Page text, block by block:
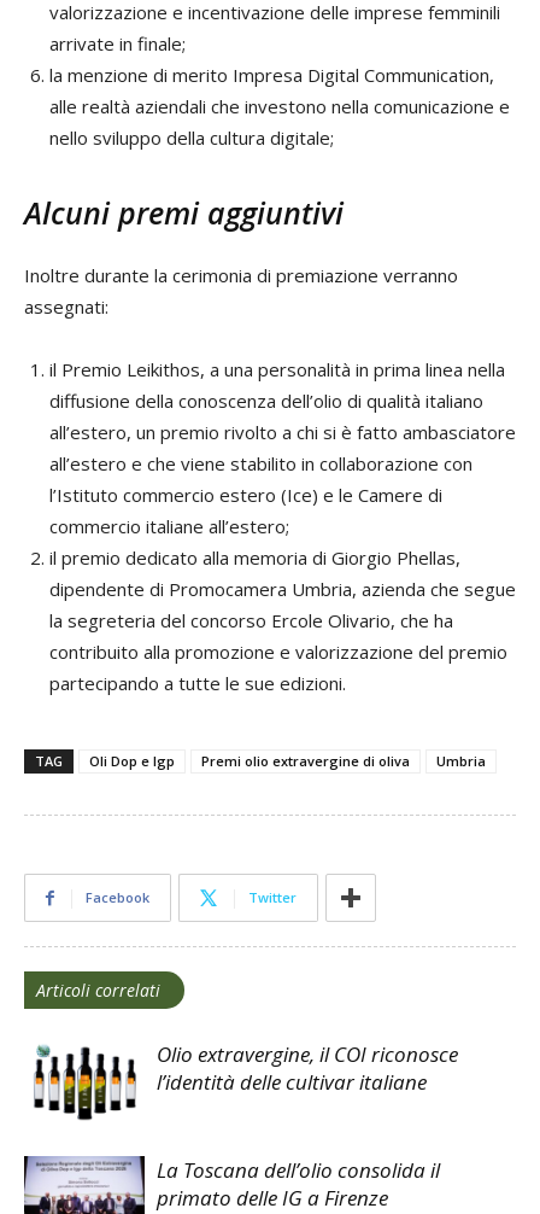
valorizzazione e incentivazione delle imprese femminili
arrivate in finale;
la menzione di merito Impresa Digital Communication,
alle realtà aziendali che investono nella comunicazione e
nello sviluppo della cultura digitale;
Alcuni premi aggiuntivi
Inoltre durante la cerimonia di premiazione verranno
assegnati:
il Premio Leikithos, a una personalità in prima linea nella
diffusione della conoscenza dell’olio di qualità italiano
all’estero, un premio rivolto a chi si è fatto ambasciatore
all’estero e che viene stabilito in collaborazione con
l’Istituto commercio estero (Ice) e le Camere di
commercio italiane all’estero;
il premio dedicato alla memoria di Giorgio Phellas,
dipendente di Promocamera Umbria, azienda che segue
la segreteria del concorso Ercole Olivario, che ha
contribuito alla promozione e valorizzazione del premio
partecipando a tutte le sue edizioni.
TAG Oli Dop e Igp Premi olio extravergine di oliva Umbria
Facebook Twitter
Articoli correlati
Olio extravergine, il COI riconosce
l’identità delle cultivar italiane
La Toscana dell’olio consolida il
primato delle IG a Firenze